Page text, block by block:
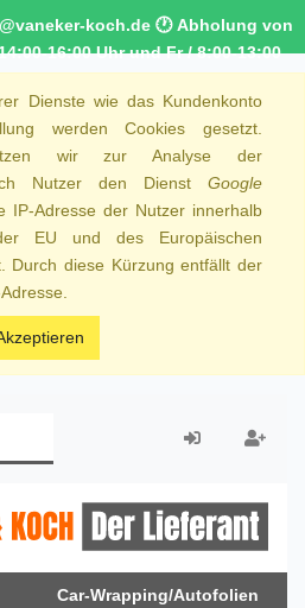
koch.de 🕐 Abholung von
16:00 Uhr und Fr / 8:00-13:00
ab 250€ Bestellwert
Dienste wie das Kundenkonto
werden Cookies gesetzt.
wir zur Analyse der
Nutzer den Dienst Google
IP-Adresse der Nutzer innerhalb
EU und des Europäischen
Durch diese Kürzung entfällt der
Car-Wrapping/Autofolien